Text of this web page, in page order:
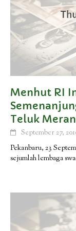
Menhut RI
Teluk
September 27,
Pekanbaru, 23
sejumlah lembaga